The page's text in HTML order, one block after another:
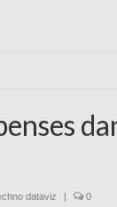
dataviz | 0